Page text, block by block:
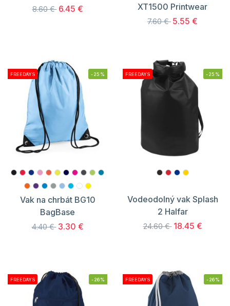
8.60 € 6.45 €
XT1500 Printwear
7.60 € 5.55 €
FREEDAYS -25%
Vak na chrbát BG10
BagBase
4.40 € 3.30 €
FREEDAYS -25%
Vodeodolný vak Splash
2 Halfar
24.60 € 18.45 €
FREEDAYS -26% FREEDAYS -26%